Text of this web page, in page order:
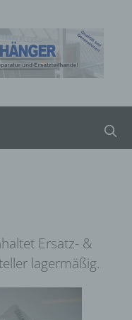
Ersatz- &
lagermäßig.